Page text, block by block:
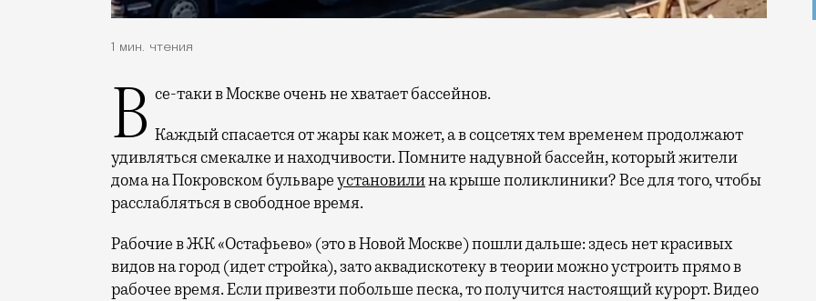
1 мин. чтения
Все-таки в Москве очень не хватает бассейнов.
Каждый спасается от жары как может, а в соцсетях тем временем продолжают
удивляться смекалке и находчивости. Помните надувной бассейн, который жители
дома на Покровском бульвареустановилина крыше поликлиники? Все для того, чтобы
расслабляться в свободное время.
Рабочие в ЖК «Остафьево» (это в Новой Москве) пошли дальше: здесь нет красивых
видов на город (идет стройка), зато аквадискотеку в теории можно устроить прямо в
рабочее время. Если привезти побольше песка, то получится настоящий курорт. Видео